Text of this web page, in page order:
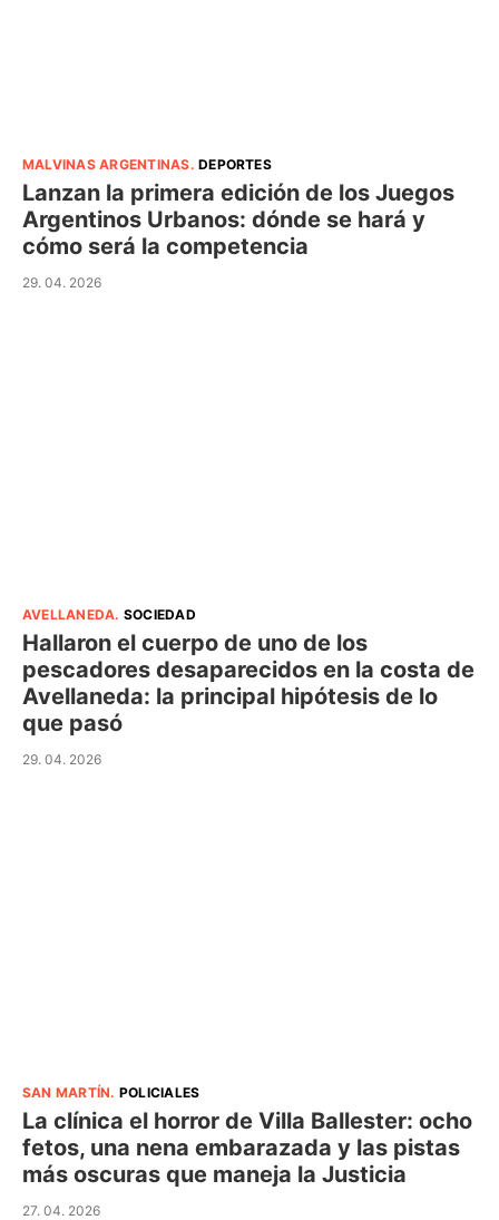
MALVINAS ARGENTINAS.DEPORTES
Lanzan la primera edición de los Juegos
Argentinos Urbanos: dónde se hará y
cómo será la competencia
29. 04. 2026
AVELLANEDA. SOCIEDAD
Hallaron el cuerpo de uno de los
pescadores desaparecidos en la costa de
Avellaneda: la principal hipótesis de lo
que pasó
29. 04. 2026
SAN MARTÍN. POLICIALES
La clínica el horror de Villa Ballester: ocho
fetos, una nena embarazada y las pistas
más oscuras que maneja la Justicia
27. 04. 2026